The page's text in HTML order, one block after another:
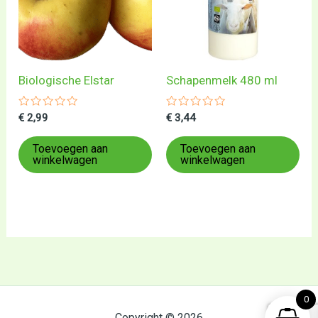
Biologische Elstar
Gewaardeerd
uit
5
€ 2,99
Toevoegen aan
winkelwagen
Schapenmelk 480 ml
Gewaardeerd
uit
5
€ 3,44
Toevoegen aan
winkelwagen
0